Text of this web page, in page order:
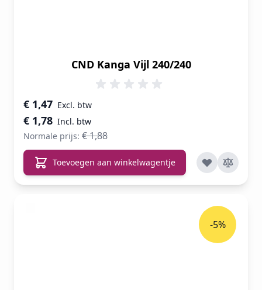
CND Kanga Vijl 240/240
Speciale prijs
€ 1,78
€ 1,47
Normale prijs: € 1,88
Toevoegen aan winkelwagentje
-5%